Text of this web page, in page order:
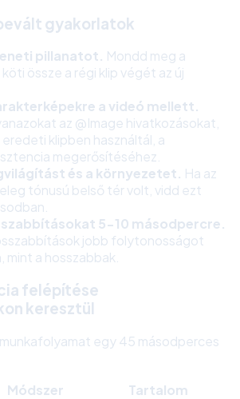
gyakorlatok
pillanatot. Mondd meg a
össze a régi klip végét az új
a videó mellett.
az @Image hivatkozásokat,
klipben használtál, a
megerősítéséhez.
és a környezetet. Ha az
tónusú belső tér volt, vidd ezt
5-10 másodpercre.
jobb folytonosságot
mint a hosszabbak.
felépítése
keresztül
egy 45 másodperces
Módszer
Tartalom